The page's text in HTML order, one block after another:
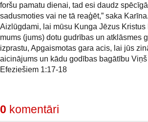
foršu pamatu dienai, tad esi daudz
sadusmoties vai ne tā reaģēt,” saka Karīna.
Aizlūgdami, lai mūsu Kunga Jēzus
mums (jums) dotu gudrības un atklāsmes
izprastu, Apgaismotas gara acis, lai jūs
aicinājums un kādu godības bagātību
Efeziešiem 1:17-18
0 komentāri